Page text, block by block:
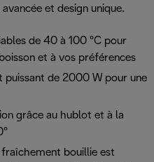
et design unique.
de 40 à 100 °C pour
et à vos préférences
puissant de 2000 W pour une
grâce au hublot et à la
fraîchement bouillie est